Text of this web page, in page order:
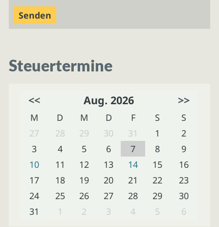
Steuertermine
<< Aug. 2026 >>
M D M D F S
S
27
28 29 30 31 1
2
3
4 5 6 7 8
9
10
11 12 13 14 15
16
17
18 19 20 21 22
23
24
25 26 27 28 29
30
31
1 2 3 4 5 6